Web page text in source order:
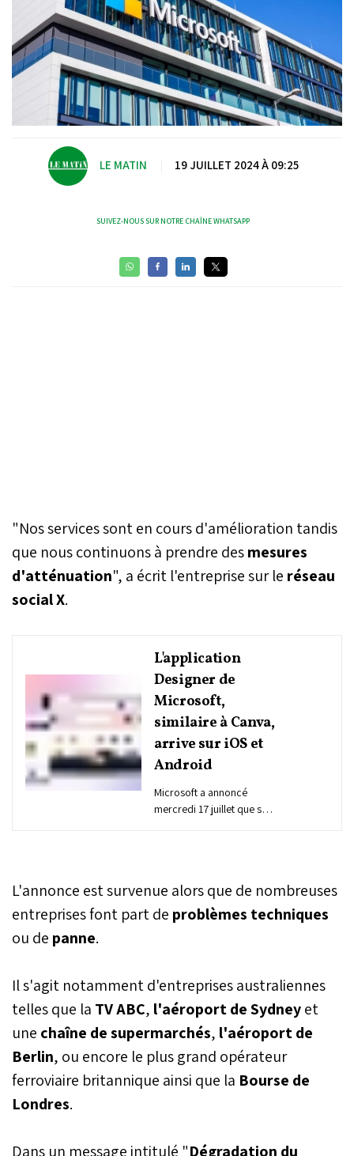
LE MATIN 19 JUILLET 2024 À 09:25
SUIVEZ-NOUS SUR NOTRE CHAÎNE WHATSAPP
"Nos services sont en cours d'amélioration tandis
que nous continuons à prendre desmesures
d'atténuation", a écrit l'entreprise sur le réseau
social X.
L'application
Designer de
Microsoft,
similaire à Canva,
arrive sur iOS et
Android
Microsoft a annoncé
mercredi 17 juillet que son
désormais disponible
pour tous les utilisateurs
sur iOS et Android. Cette
à partir de prompts
textuels, offrant la
possibilité de créer des
autocollants, des cartes
de vœux, des invitations,
des collages et bien plus
L'annonce est survenue alors que de nombreuses
entreprises font part de problèmes techniques
ou de panne.
Il s'agit notamment d'entreprises australiennes
telles que la TV ABC, l'aéroport de Sydneyet
une chaîne de supermarchés, l'aéroport de
Berlin, ou encore le plus grand opérateur
ferroviaire britannique ainsi que la Bourse de
Londres.
Dans un message intitulé "Dégradation du